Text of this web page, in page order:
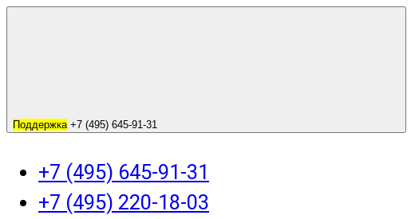
Поддержка+7 (495) 645-91-31
+7 (495) 645-91-31
+7 (495) 220-18-03